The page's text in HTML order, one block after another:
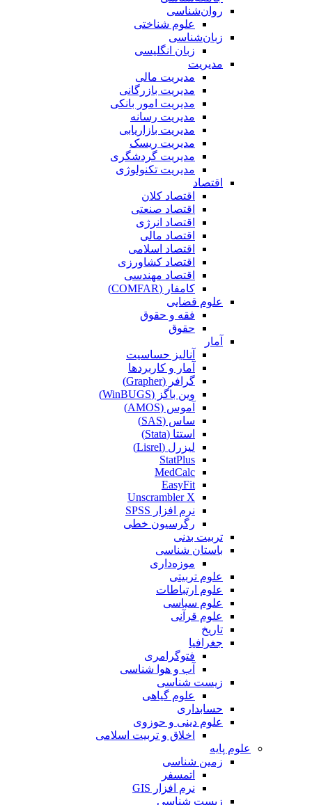
روان‌شناسی
علوم شناختی
زبان‌شناسی
زبان انگلیسی
مدیریت
مدیریت مالی
مدیریت بازرگانی
مدیریت امور بانکی
مدیریت رسانه
مدیریت بازاریابی
مدیریت ریسک
مدیریت گردشگری
مدیریت تکنولوژی
اقتصاد
اقتصاد کلان
اقتصاد صنعتی
اقتصاد انرژی
اقتصاد مالی
اقتصاد اسلامی
اقتصاد کشاورزی
اقتصاد مهندسی
کامفار (COMFAR)
علوم قضایی
فقه و حقوق
حقوق
آمار
آنالیز حساسیت
آمار و کاربردها
گرافر (Grapher)
وین باگز (WinBUGS)
آموس (AMOS)
ساس (SAS)
استتا (Stata)
لیزرل (Lisrel)
StatPlus
MedCalc
EasyFit
Unscrambler X
نرم افزار SPSS
رگرسیون خطی
تربیت بدنی
باستان شناسی
موزه‌داری
علوم تربیتی
علوم ارتباطات
علوم سیاسی
علوم قرآنی
تاریخ
جغرافیا
فتوگرامری
آب و هوا شناسی
زیست شناسی
علوم گیاهی
حسابداری
علوم دینی و حوزوی
اخلاق و تربیت اسلامی
علوم پایه
زمین شناسی
اتمسفر
نرم افزار GIS
زیست شناسی